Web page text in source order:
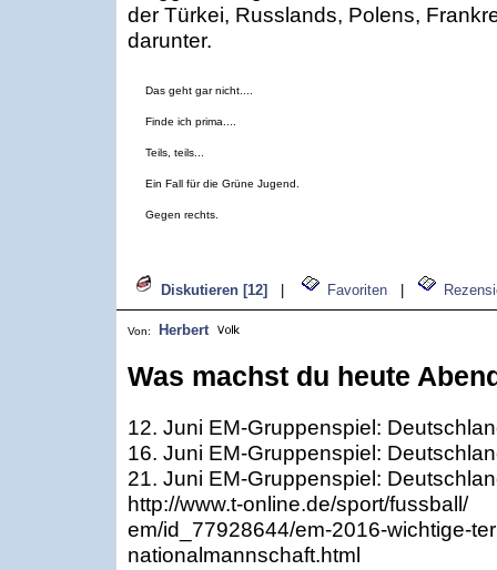
der Türkei, Russlands, Polens,
darunter.
Das geht gar nicht....
Finde ich prima....
Teils, teils...
Ein Fall für die Grüne Jugend.
Gegen rechts.
Diskutieren [12] Favoriten
Von: Herbert
Was machst du heute
12. Juni EM-Gruppenspiel:
16. Juni EM-Gruppenspiel:
21. Juni EM-Gruppenspiel:
http://www.t-online.de/sport/fussball/
em/id_77928644/em-2016-wichtige-
nationalmannschaft.html